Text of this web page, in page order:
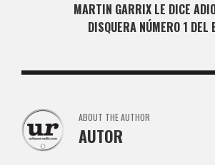
MARTIN GARRIX LE DICE
DISQUERA NÚMERO 1 DEL
ABOUT THE AUTHOR
AUTOR